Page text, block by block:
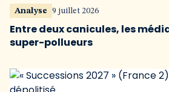
Analyse 9 juillet 2026
Entre deux canicules, les
super-pollueurs